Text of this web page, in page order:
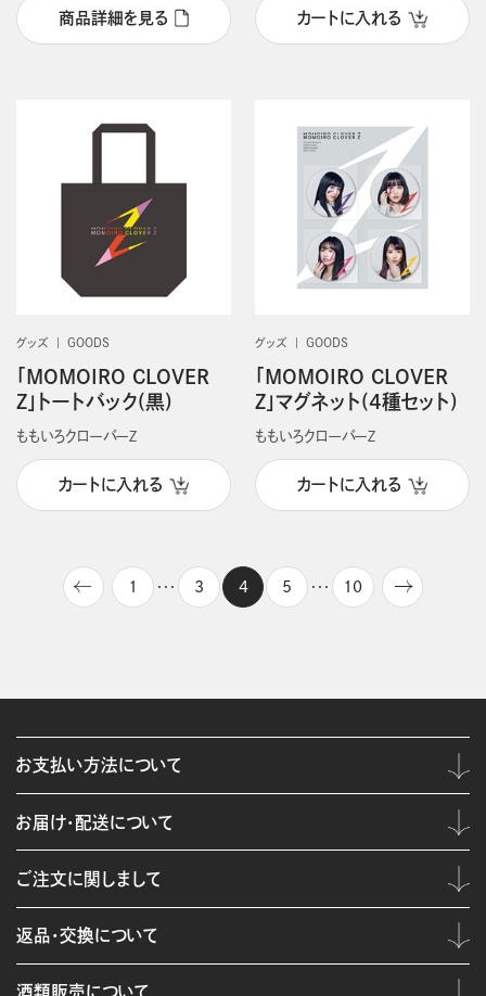
商品詳細を見る カートに入れる
グッズ GOODS
「MOMOIRO CLOVER
Z」トートバック(黒)
ももいろクローバーＺ
カートに入れる
グッズ GOODS
「MOMOIRO CLOVER
Z」マグネット(4種セット)
ももいろクローバーＺ
カートに入れる
1 ・・・ 3 4 5 ・・・ 10
お支払い方法について
お届け・配送について
ご注文に関しまして
返品・交換について
酒類販売について